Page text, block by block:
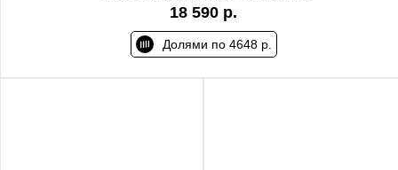
18 590 р.
Долями по 4648 р.